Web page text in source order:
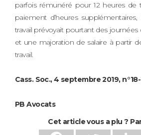
parfois rémunéré pour 12 heures de
paiement d’heures
travail prévoyait pourtant des journées
et une majoration de salaire à partir
travail.
Cass. Soc., 4 septembre 2019,
PB Avocats
Cet article vous a plu ?